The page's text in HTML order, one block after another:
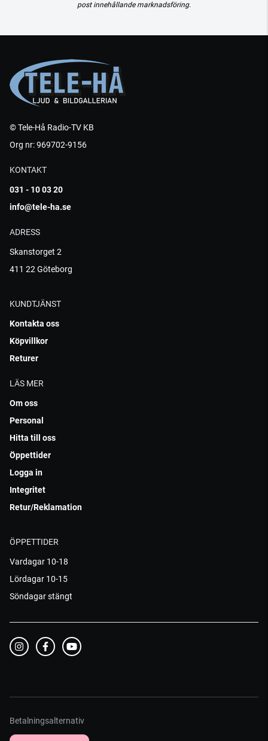
post innehållande marknadsföring.
© Tele-Hå Radio-TV KB
Org nr: 969702-9156
KONTAKT
031 - 10 03 20
info@tele-ha.se
ADRESS
Skanstorget 2
411 22 Göteborg
KUNDTJÄNST
Kontakta oss
Köpvillkor
Returer
LÄS MER
Om oss
Personal
Hitta till oss
Öppettider
Logga in
Integritet
Retur/Reklamation
ÖPPETTIDER
Vardagar 10-18
Lördagar 10-15
Söndagar stängt
Betalningsalternativ